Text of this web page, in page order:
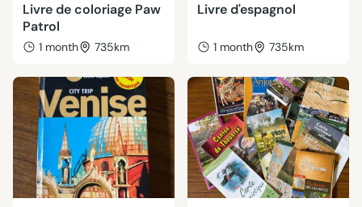
Livre de coloriage Paw
Patrol
1 month 735km
Livre d'espagnol
1 month 735km